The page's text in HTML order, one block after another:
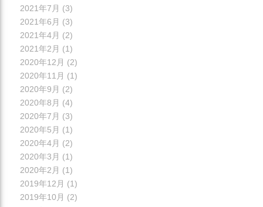
2021年7月 (3)
2021年6月 (3)
2021年4月 (2)
2021年2月 (1)
2020年12月 (2)
2020年11月 (1)
2020年9月 (2)
2020年8月 (4)
2020年7月 (3)
2020年5月 (1)
2020年4月 (2)
2020年3月 (1)
2020年2月 (1)
2019年12月 (1)
2019年10月 (2)